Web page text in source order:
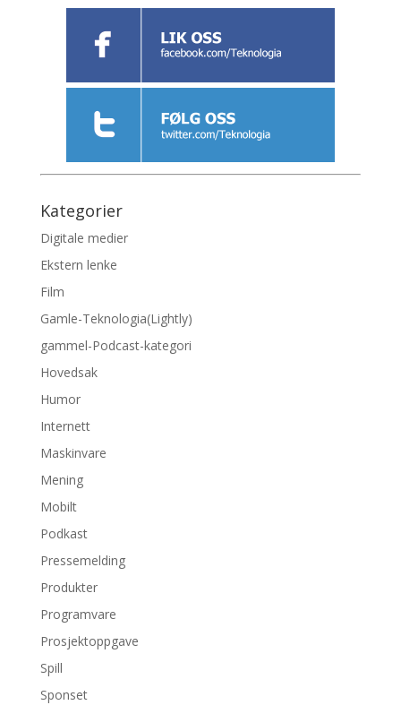
Kategorier
Digitale medier
Ekstern lenke
Film
Gamle-Teknologia(Lightly)
gammel-Podcast-kategori
Hovedsak
Humor
Internett
Maskinvare
Mening
Mobilt
Podkast
Pressemelding
Produkter
Programvare
Prosjektoppgave
Spill
Sponset